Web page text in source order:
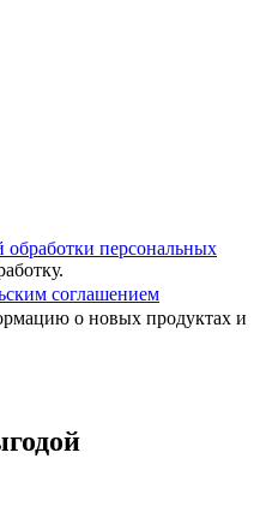
обработки персональных
соглашением
о новых продуктах и